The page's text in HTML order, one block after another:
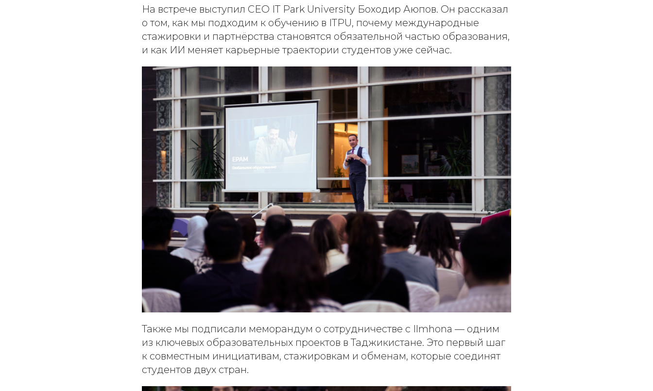
На встрече выступил CEO IT Park University Боходир Аюпов. Он рассказал
о том, как мы подходим к обучению в ITPU, почему международные
стажировки и партнёрства становятся обязательной частью образования,
и как ИИ меняет карьерные траектории студентов уже сейчас.
Также мы подписали меморандум о сотрудничестве с Ilmhona — одним
из ключевых образовательных проектов в Таджикистане. Это первый шаг
к совместным инициативам, стажировкам и обменам, которые соединят
студентов двух стран.